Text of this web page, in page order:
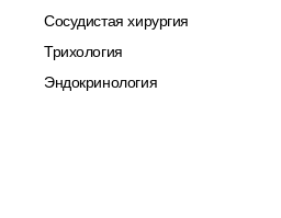
Сосудистая хирургия
Трихология
Эндокринология